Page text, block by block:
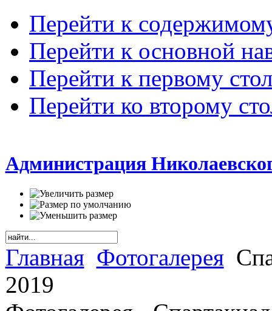
Перейти к
Перейти к основной
Перейти к первому
Перейти ко второму
Администрация
Главная Фотогалерея
2019